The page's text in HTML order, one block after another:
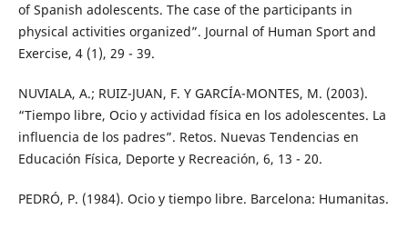
of Spanish adolescents. The case of the participants in
physical activities organized”. Journal of Human Sport and
Exercise, 4 (1), 29 - 39.
NUVIALA, A.; RUIZ-JUAN, F. Y GARCÍA-MONTES, M. (2003).
“Tiempo libre, Ocio y actividad física en los adolescentes. La
influencia de los padres”. Retos. Nuevas Tendencias en
Educación Física, Deporte y Recreación, 6, 13 - 20.
PEDRÓ, P. (1984). Ocio y tiempo libre. Barcelona: Humanitas.